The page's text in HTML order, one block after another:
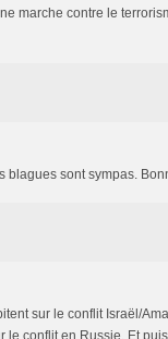
marche contre le
blagues sont sympas.
sur le conflit Israël/
le conflit en Russie. Et